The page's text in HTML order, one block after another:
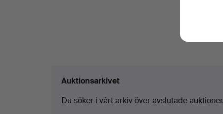
Auktionsarkivet
Du söker i vårt arkiv över avslutade auktioner.